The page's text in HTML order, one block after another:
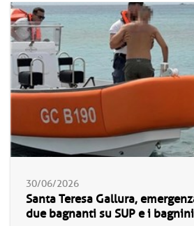
30/06/2026
Santa Teresa Gallura,
due bagnanti su SUP e i